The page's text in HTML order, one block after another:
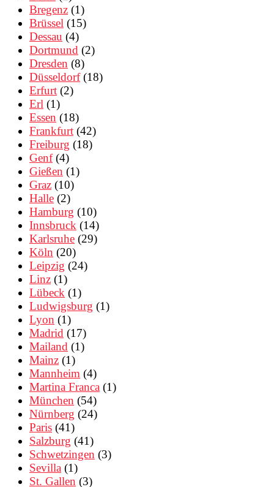
Bregenz (1)
Brüssel (15)
Dessau (4)
Dortmund (2)
Dresden (8)
Düsseldorf(18)
Erfurt (2)
Erl (1)
Essen (18)
Frankfurt (42)
Freiburg (18)
Genf(4)
Gießen (1)
Graz (10)
Halle (2)
Hamburg (10)
Innsbruck (14)
Karlsruhe (29)
Köln (20)
Leipzig (24)
Linz (1)
Lübeck (1)
Ludwigsburg (1)
Lyon (1)
Madrid (17)
Mailand (1)
Mainz (1)
Mannheim (4)
Martina Franca (1)
München (54)
Nürnberg (24)
Paris (41)
Salzburg (41)
Schwetzingen (3)
Sevilla (1)
St. Gallen (3)